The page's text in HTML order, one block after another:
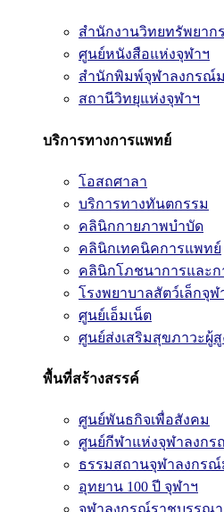
สำนักงานวิทยทรัพยาก
ศูนย์หนังสือแห่งจุฬาฯ
สำนักพิมพ์จุฬาลงกรณ์
สถานีวิทยุแห่งจุฬาฯ
บริการทางการแพทย์
โอสถศาลา
บริการทางทันตกรรม
คลินิกกายภาพบำบัด
คลินิกเทคนิคการแพทย์
คลินิกโภชนาการและ
โรงพยาบาลสัตว์เล็กจุฬ
ศูนย์เอ็มเน็ต
ศูนย์ส่งเสริมสุขภาวะผู้สู
พื้นที่สร้างสรรค์
ศูนย์พันธกิจเพื่อสังคม
ศูนย์กีฬาแห่งจุฬาลงก
ธรรมสถานจุฬาลงกร
อุทยาน 100 ปี จุฬาฯ